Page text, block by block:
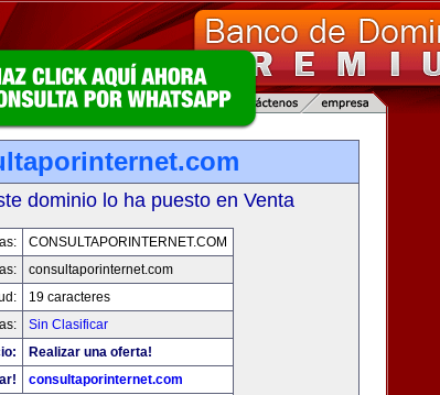
dominio lo ha puesto en Venta
CONSULTAPORINTERNET.COM
consultaporinternet.com
19 caracteres
Sin Clasificar
Realizar una oferta!
consultaporinternet.com